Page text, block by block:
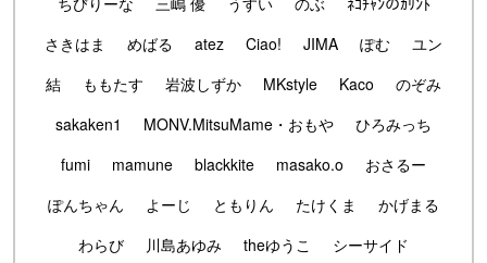
さきはま
めばる atez Ciao! JIMA ぽむ
ユン
結
ももたす 岩波しずか MKstyle Kaco
のぞみ
sakaken1
MONV.MitsuMame・おもや
ひろみっち
fumi
mamune blackkite masako.o
おさるー
ぽんちゃん
よーじ ともりん たけくま
かげまる
わらび
川島あゆみ theゆうこ
シーサイド